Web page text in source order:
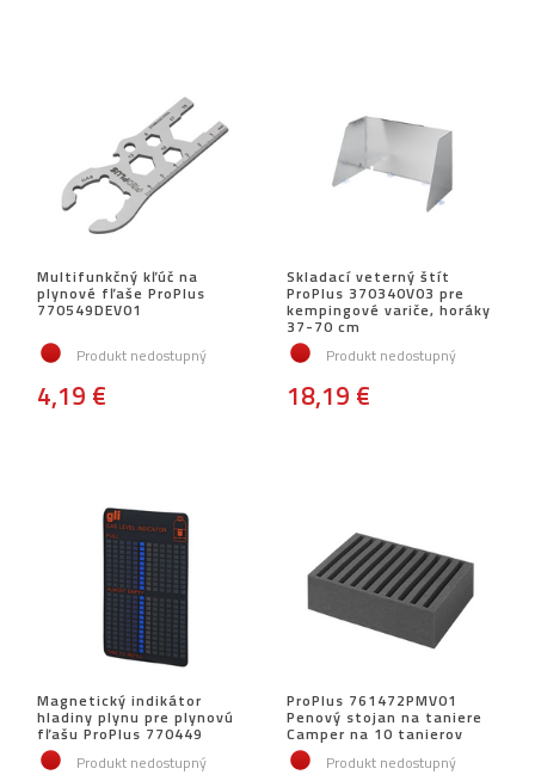
Multifunkčný kľúč na
plynové fľaše ProPlus
770549DEV01
Produkt nedostupný
4,19 €
Skladací veterný štít
ProPlus 370340V03 pre
kempingové variče, horáky
37-70 cm
Produkt nedostupný
18,19 €
Magnetický indikátor
hladiny plynu pre plynovú
fľašu ProPlus 770449
Produkt nedostupný
ProPlus 761472PMV01
Penový stojan na taniere
Camper na 10 tanierov
Produkt nedostupný